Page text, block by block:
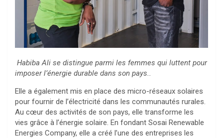
Habiba Ali se distingue parmi les femmes qui luttent pour
imposer l’énergie durable dans son pays..
Elle a également mis en place des micro-réseaux solaires
pour fournir de l’électricité dans les communautés rurales.
Au cœur des activités de son pays, elle transforme les
vies grâce à l’énergie solaire. En fondant Sosai Renewable
Energies Company, elle a créé l’une des entreprises les